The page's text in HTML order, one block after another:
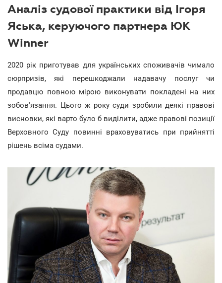
Аналіз судової практики від Ігоря
Яська, керуючого партнера ЮК
Winner
2020 рік приготував для українських споживачів чимало
сюрпризів, які перешкоджали надавачу послуг чи
продавцю повною мірою виконувати покладені на них
зобов'язання. Цього ж року суди зробили деякі правові
висновки, які варто було б виділити, адже правові позиції
Верховного Суду повинні враховуватись при прийнятті
рішень всіма судами.